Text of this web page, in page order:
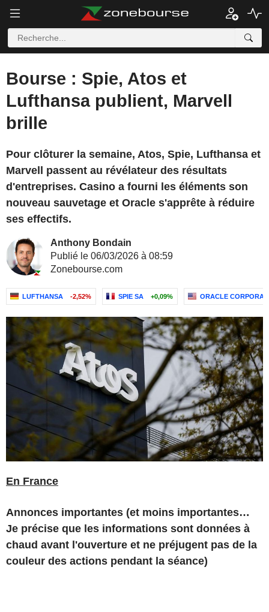
Bourse : Spie, Atos et
Lufthansa publient, Marvell
brille
Pour clôturer la semaine, Atos, Spie, Lufthansa et
Marvell passent au révélateur des résultats
d'entreprises. Casino a fourni les éléments son
nouveau sauvetage et Oracle s'apprête à réduire
ses effectifs.
Anthony Bondain
Publié le 06/03/2026 à 08:59
Zonebourse.com
LUFTHANSA -2,52% SPIE SA +0,09% ORACLE
En France
Annonces importantes (et moins importantes…
Je précise que les informations sont données à
chaud avant l'ouverture et ne préjugent pas de la
couleur des actions pendant la séance)